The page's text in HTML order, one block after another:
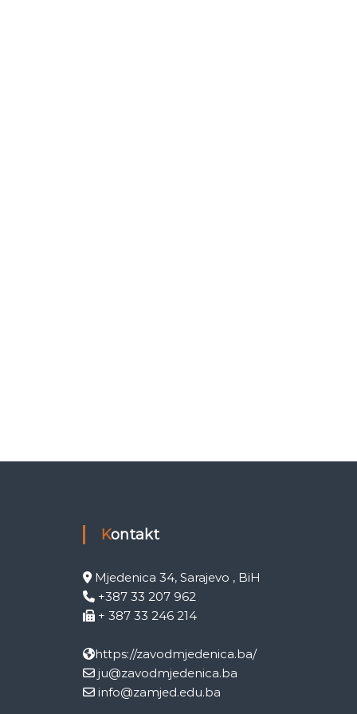
Kontakt
Mjedenica 34, Sarajevo , BiH
+387 33 207 962
+ 387 33 246 214
https://zavodmjedenica.ba/
ju@zavodmjedenica.ba
info@zamjed.edu.ba